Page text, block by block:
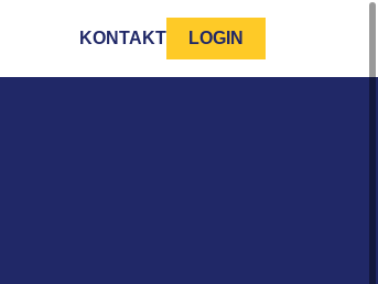
KONTAKT LOGIN